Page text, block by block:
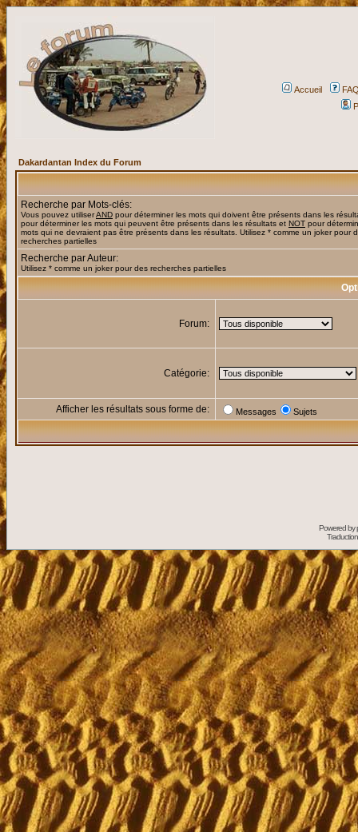
Accueil
Dakardantan Index du Forum
Recherche par Mots-clés:
Vous pouvez utiliserAND pour déterminer les mots qui doivent être présents dans les
pour déterminer les mots qui peuvent être présents dans les résultats et NOT pour
mots qui ne devraient pas être présents dans les résultats. Utilisez * comme un joker pour
recherches partielles
Recherche par Auteur:
Utilisez * comme un joker pour des recherches partielles
Forum:
Catégorie:
Afficher les résultats sous forme de: Messages Sujets
Powered by